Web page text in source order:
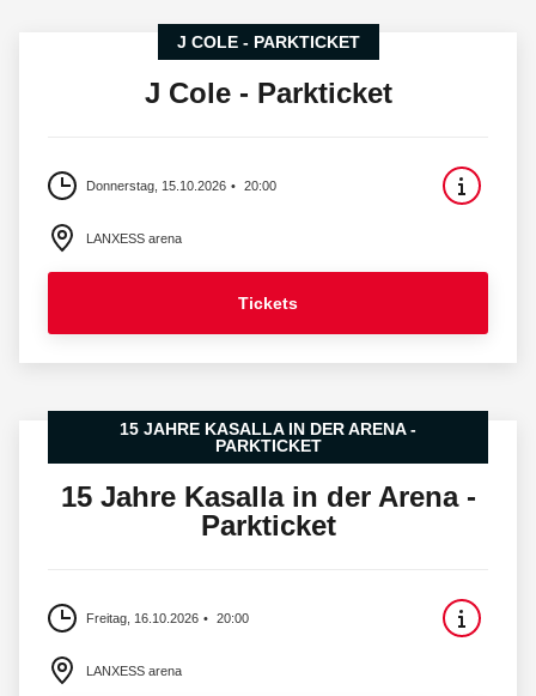
J COLE - PARKTICKET
J Cole - Parkticket
Donnerstag, 15.10.2026 20:00
LANXESS arena
Tickets
15 JAHRE KASALLA IN DER ARENA -
PARKTICKET
15 Jahre Kasalla in der Arena -
Parkticket
Freitag, 16.10.2026 20:00
LANXESS arena